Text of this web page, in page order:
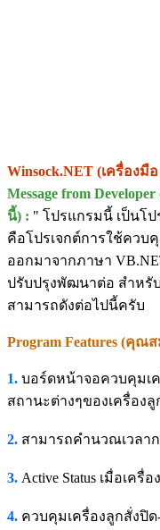
Winsock.NET (เครื่องมื
Message from
นี้) : " โปรแกรมนี้ เป็นโ
คือโปรเจกต์การใช้ควบ
ออกมาจากภาษา
ปรับปรุงพัฒนาต่อ สำห
สามารถดังต่อไปนี้ครับ
Program Features (คุณ
1. บอร์ดหน้าจอควบคุมเ
สถานะต่างๆของเครื่องลู
2. สามารถคำนวณเวลา
3. Active Status เมื่อเครื่
4. ควบคุมเครื่องลูกสั่งปิด-